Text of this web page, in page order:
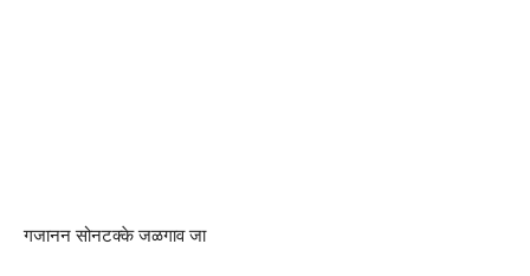
गजानन सोनटक्के जळगाव जा